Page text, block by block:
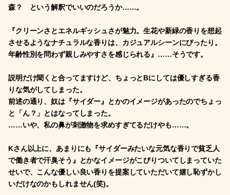
森？ という解釈でいいのだろうか……。
『クリーンさとエネルギッシュさが魅力。生花や新緑の香りを想起
させるようなナチュラルな香りは、カジュアルシーンにぴったり。
年齢性別を問わず親しみやすさを感じられる』……そうです。
説明だけ聞くと合ってますけど、ちょっとBにしては優しすぎる香
りな気がしてしまった。
前述の通り、奴は『サイダー』とかのイメージがあったのでちょっ
と「ん？」とはなってしまった。
……いや、私の鼻が刺激物を求めすぎてるだけやも……。
Kさん以上に、あまりにも『サイダーみたいな元気な香りで貧乏人
で働き者で汗臭そう』とかなイメージがこびりついてしまっていた
せいで、こんな優しい良い香りを提案していただいて嬉し恥ずかし
いだけなのかもしれません(笑)。